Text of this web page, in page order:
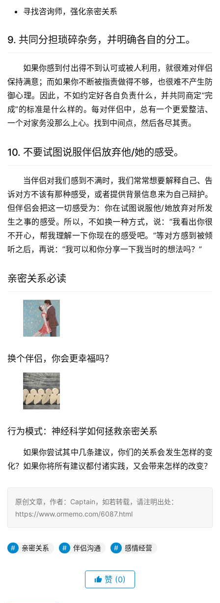
寻找咨询师，强化亲密关系
9. 共同分担琐碎杂务，并明确各自的分工。
如果你感到付出得不到认可或被人利用，就很难对伴侣
保持满意；而如果你不断被指责做得不够，也很难不产生防
御心理。因此，不如约定好各自负责什么，并共同商定”完
成”的标准是什么样的。每对伴侣中，总有一个更爱整洁、
一个对家务没那么上心。找到中间点，然后各尽其责。
10. 不要试图说服伴侣放弃他/她的感受。
当伴侣对我们感到不满时，我们常常想要解释自己、告
诉对方不该有那种感受，或者提供背景信息来为自己辩护。
但伴侣会把这一切感受为：你在试图说服他/她放弃对所发
生之事的感受。所以，不如换一种方式，说：”我看出你很
不开心，帮我理解一下你现在的感受吧。”等对方感到被倾
听之后，再说：”我可以和你分享一下我当时的想法吗？”
亲密关系必读
换个伴侣，你会更幸福吗？
行为模式：神经科学如何拯救亲密关系
如果你尝试其中几条建议，你们的关系会发生怎样的变
化？如果你将所有建议都付诸实践，又会带来怎样的改变？
原创文章，作者：Captain，如若转载，请注明出处：
https://www.ormemo.com/6087.html
亲密关系 伴侣沟通 感情经营
赞 (0)